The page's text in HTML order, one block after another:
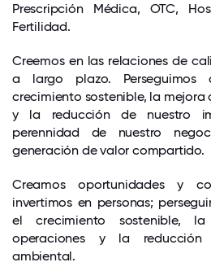
Prescripción Médica, OTC,
Fertilidad.
Creemos en las relaciones de
a largo plazo. Perseguimos
crecimiento sostenible, la mejora
y la reducción de nuestro
perennidad de nuestro
generación de valor compartido.
Creamos oportunidades y
invertimos en personas;
el crecimiento sostenible,
operaciones y la
ambiental.